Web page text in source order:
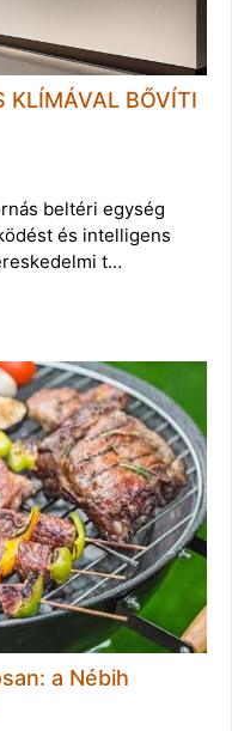
KLÍMÁVAL BŐVÍTI
beltéri egység
és intelligens
t…
a Nébih